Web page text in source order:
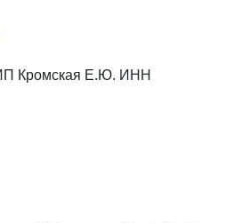
Кромская Е.Ю. ИНН